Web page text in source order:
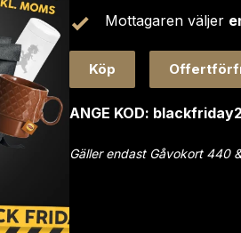
Mottagaren väljer
Köp
ANGE KOD:
Gäller endast Gåvokort 440